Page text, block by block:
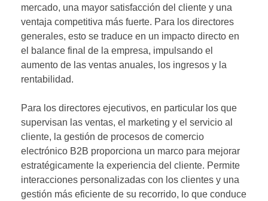
mercado, una mayor satisfacción del cliente y una
ventaja competitiva más fuerte. Para los directores
generales, esto se traduce en un impacto directo en
el balance final de la empresa, impulsando el
aumento de las ventas anuales, los ingresos y la
rentabilidad.
Para los directores ejecutivos, en particular los que
supervisan las ventas, el marketing y el servicio al
cliente, la gestión de procesos de comercio
electrónico B2B proporciona un marco para mejorar
estratégicamente la experiencia del cliente. Permite
interacciones personalizadas con los clientes y una
gestión más eficiente de su recorrido, lo que conduce